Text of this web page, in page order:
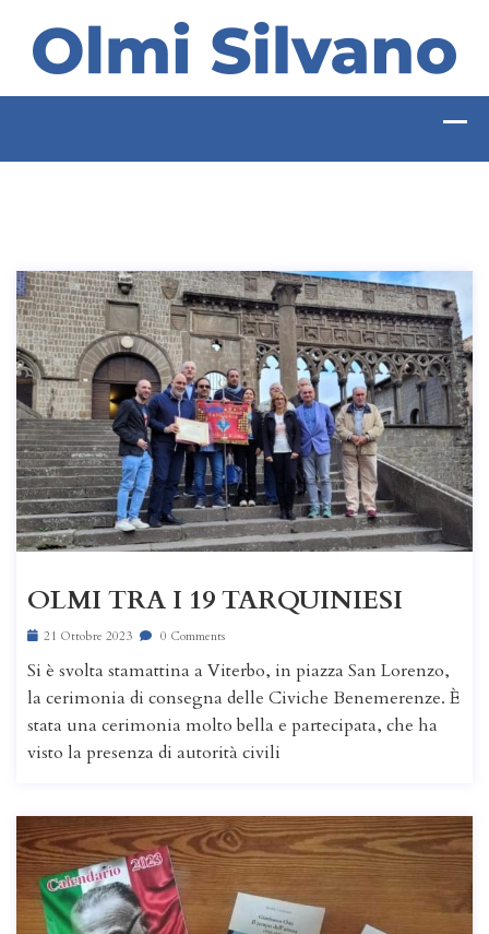
OLMI TRA I 19 TARQUINIESI
21 Ottobre 2023 0 Comments
Si è svolta stamattina a Viterbo, in piazza San Lorenzo,
la cerimonia di consegna delle Civiche Benemerenze. È
stata una cerimonia molto bella e partecipata, che ha
visto la presenza di autorità civili